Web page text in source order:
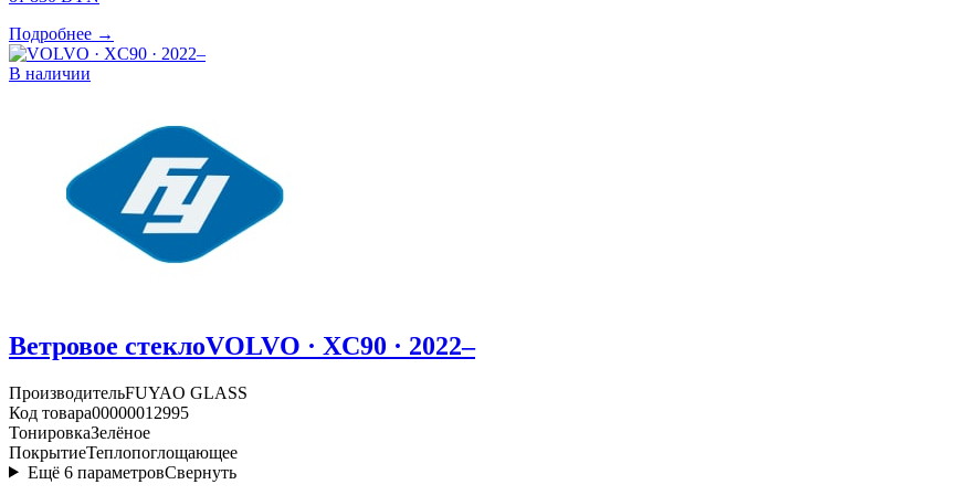
Подробнее →
В наличии
Ветровое стеклоVOLVO · XC90 · 2022–
ПроизводительFUYAO GLASS
Код товара00000012995
ТонировкаЗелёное
ПокрытиеТеплопоглощающее
Ещё 6 параметровСвернуть